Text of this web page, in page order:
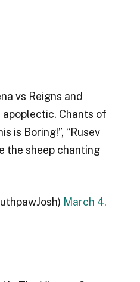
vs Reigns and
Chants of
is Boring!”, “Rusev
the sheep chanting
March 4,